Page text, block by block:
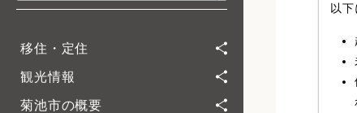
移住・定住
観光情報
菊池市の概要
以